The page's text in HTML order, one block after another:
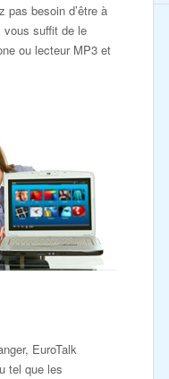
pas besoin d’être à
vous suffit de le
ou lecteur MP3 et
EuroTalk
tel que les